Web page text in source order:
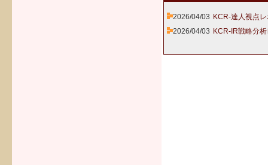
2026/04/03 KCR-達人視点
2026/04/03 KCR-IR戦略分